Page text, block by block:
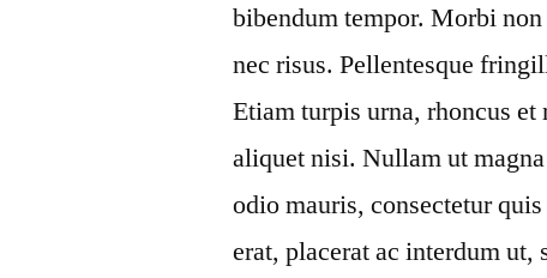
bibendum tempor. Morbi
nec risus. Pellentesque
Etiam turpis urna, rhoncus
aliquet nisi. Nullam ut
odio mauris, consectetur
erat, placerat ac interdum